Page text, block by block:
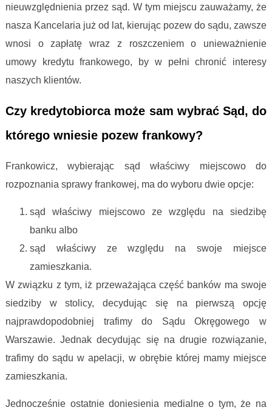
nieuwzględnienia przez sąd. W tym miejscu zauważamy, że
nasza Kancelaria już od lat, kierując pozew do sądu, zawsze
wnosi o zapłatę wraz z roszczeniem o unieważnienie
umowy kredytu frankowego, by w pełni chronić interesy
naszych klientów.
Czy kredytobiorca może sam wybrać Sąd, do
którego wniesie pozew frankowy?
Frankowicz, wybierając sąd właściwy miejscowo do
rozpoznania sprawy frankowej, ma do wyboru dwie opcje:
sąd właściwy miejscowo ze względu na siedzibę
banku albo
sąd właściwy ze względu na swoje miejsce
zamieszkania.
W związku z tym, iż przeważająca część banków ma swoje
siedziby w stolicy, decydując się na pierwszą opcję
najprawdopodobniej trafimy do Sądu Okręgowego w
Warszawie. Jednak decydując się na drugie rozwiązanie,
trafimy do sądu w apelacji, w obrębie której mamy miejsce
zamieszkania.
Jednocześnie ostatnie doniesienia medialne o tym, że na